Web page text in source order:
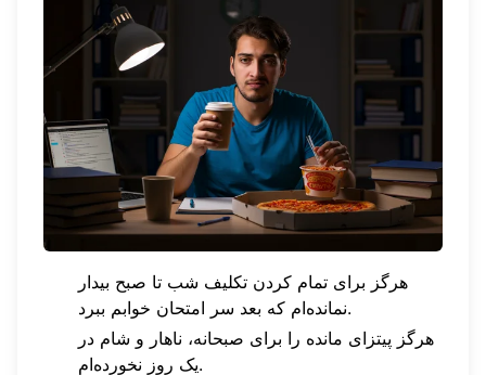
هرگز برای تمام کردن تکلیف شب تا صبح بیدار
نمانده‌ام که بعد سر امتحان خوابم ببرد.
هرگز پیتزای مانده را برای صبحانه، ناهار و شام در
یک روز نخورده‌ام.